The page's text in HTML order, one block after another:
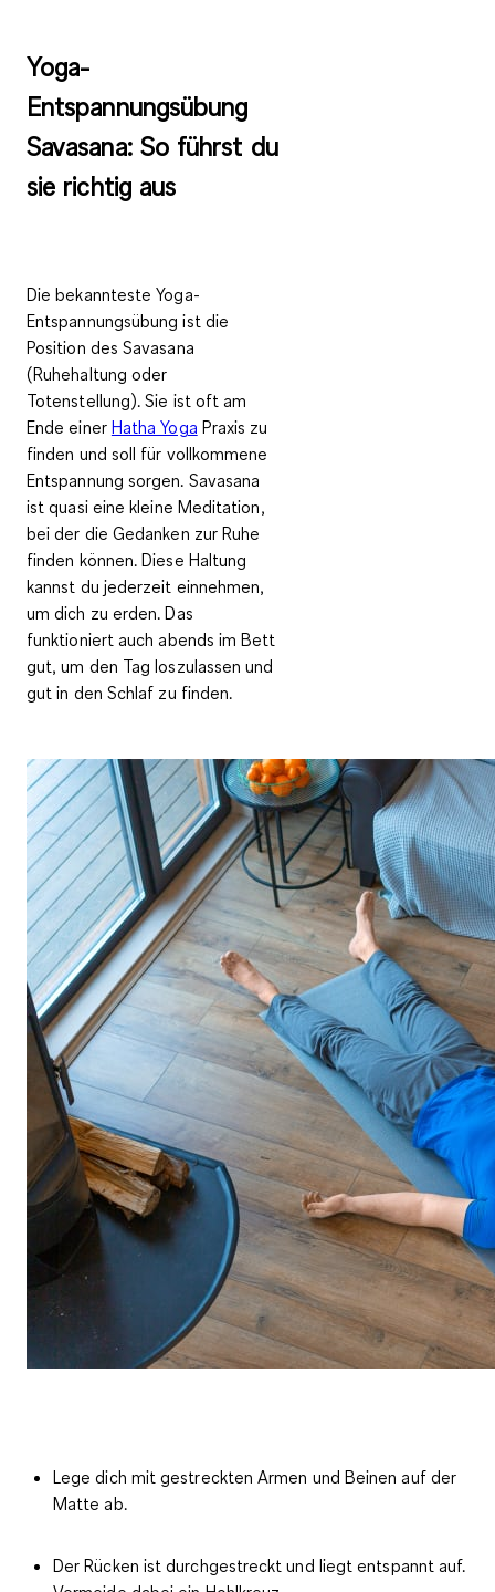
Yoga-
Entspannungsübung
Savasana: So führst du
sie richtig aus
Die bekannteste Yoga-
Entspannungsübung ist die
Position des Savasana
(Ruhehaltung oder
Totenstellung). Sie ist oft am
Ende einer Hatha Yoga Praxis zu
finden und soll für vollkommene
Entspannung sorgen. Savasana
ist quasi einekleine Meditation,
bei der die Gedanken zur Ruhe
finden können. Diese Haltung
kannst du jederzeit einnehmen,
um dich zu erden. Das
funktioniert auch abends im Bett
gut, um den Tag loszulassen und
gut in den Schlaf zu finden.
Lege dich mit gestreckten Armen und Beinen auf der
Matte ab.
Der Rücken ist durchgestreckt und liegt entspannt auf.